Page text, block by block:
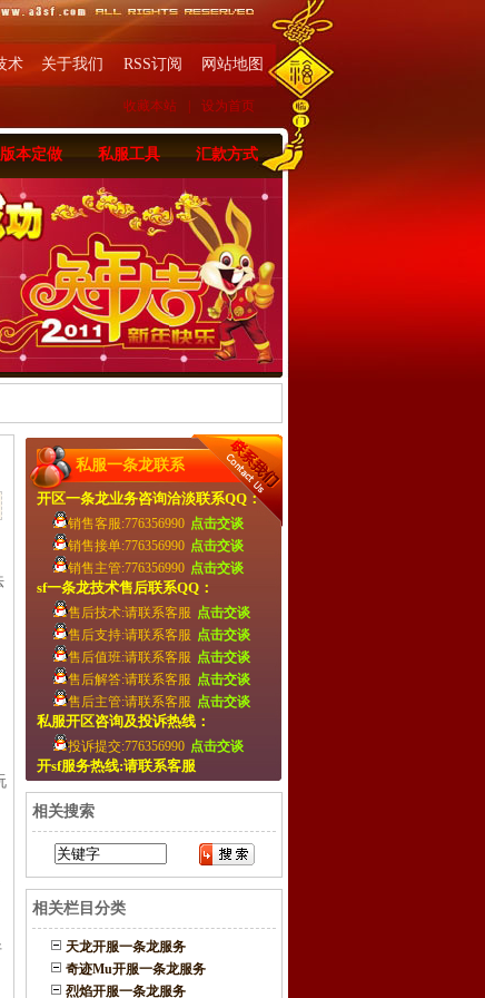
术 关于我们 RSS订阅 网站地图
收藏本站 设为首页
版本定做 私服工具 汇款方式
私服一条龙联系
开区一条龙业务咨询洽淡联系QQ：
销售客服:776356990 点击交谈
销售接单:776356990 点击交谈
销售主管:776356990 点击交谈
sf一条龙技术售后联系QQ：
售后技术:请联系客服 点击交谈
售后支持:请联系客服 点击交谈
售后值班:请联系客服 点击交谈
售后解答:请联系客服 点击交谈
售后主管:请联系客服 点击交谈
私服开区咨询及投诉热线：
投诉提交:776356990 点击交谈
开sf服务热线:请联系客服
相关搜索
相关栏目分类
天龙开服一条龙服务
奇迹Mu开服一条龙服务
烈焰开服一条龙服务